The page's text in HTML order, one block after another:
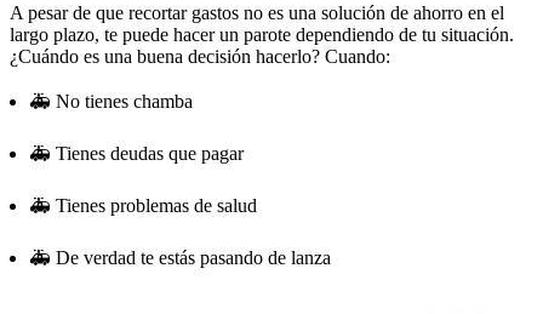
A pesar de que recortar gastos no es una solución de ahorro en el
largo plazo, te puede hacer un parote dependiendo de tu situación.
¿Cuándo es una buena decisión hacerlo? Cuando:
🚑 No tienes chamba
🚑 Tienes deudas que pagar
🚑 Tienes problemas de salud
🚑 De verdad te estás pasando de lanza